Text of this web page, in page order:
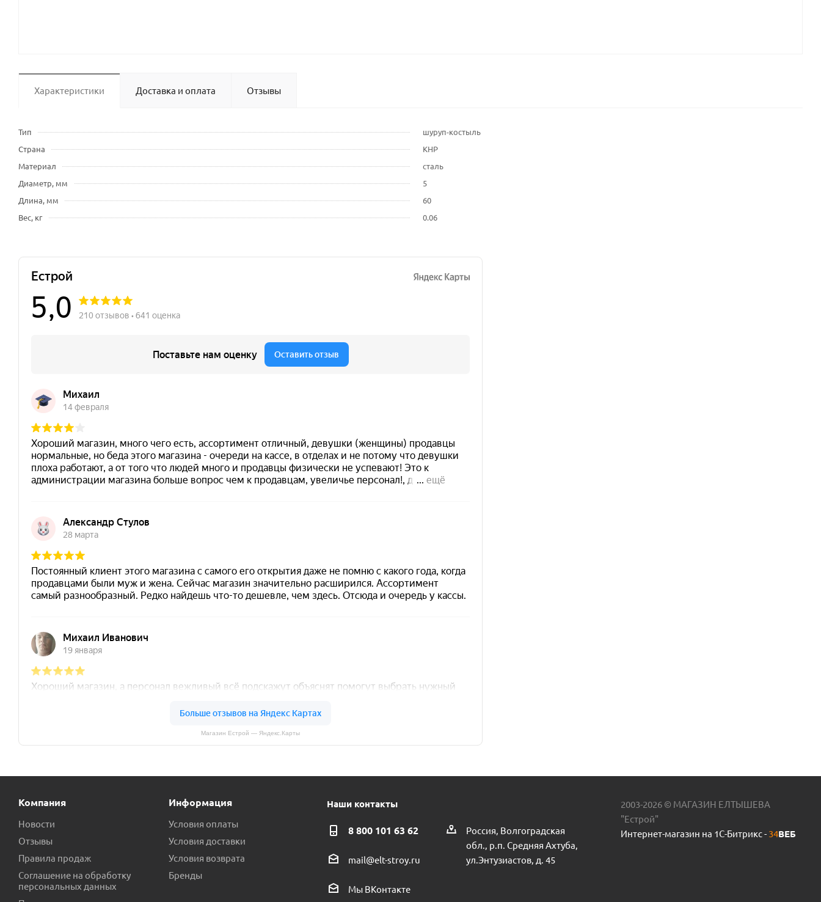
Характеристики Доставка и оплата Отзывы
Тип
шуруп-костыль
Страна
КНР
Материал
сталь
Диаметр, мм
5
Длина, мм
60
Вес, кг
0.06
Магазин Естрой — Яндекс.Карты
Компания
Новости
Отзывы
Правила продаж
Соглашение на обработку
персональных данных
Информация
Условия оплаты
Условия доставки
Условия возврата
Бренды
Наши контакты
8 800 101 63 62
mail@elt-stroy.ru
Мы ВКонтакте
Россия, Волгоградская
обл., р.п. Средняя Ахтуба,
ул.Энтузиастов, д. 45
2003-2026 © МАГАЗИН ЕЛТЫШЕВА
"Естрой"
Интернет-магазин на 1С-Битрикс - 34ВЕБ